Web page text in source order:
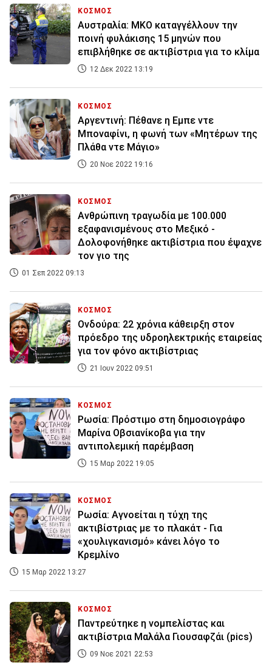
ΚΟΣΜΟΣ
Αυστραλία: MKO καταγγέλλουν την
ποινή φυλάκισης 15 μηνών που
επιβλήθηκε σε ακτιβίστρια για το κλίμα
12 Δεκ 2022 13:19
ΚΟΣΜΟΣ
Αργεντινή: Πέθανε η Εμπε ντε
Μποναφίνι, η φωνή των «Μητέρων της
Πλάθα ντε Μάγιο»
20 Νοε 2022 19:16
ΚΟΣΜΟΣ
Ανθρώπινη τραγωδία με 100.000
εξαφανισμένους στο Μεξικό -
Δολοφονήθηκε ακτιβίστρια που έψαχνε
τον γιο της
01 Σεπ 2022 09:13
ΚΟΣΜΟΣ
Ονδούρα: 22 χρόνια κάθειρξη στον
πρόεδρο της υδροηλεκτρικής εταιρείας
για τον φόνο ακτιβίστριας
21 Ιουν 2022 09:51
ΚΟΣΜΟΣ
Ρωσία: Πρόστιμο στη δημοσιογράφο
Μαρίνα Οβσιανίκοβα για την
αντιπολεμική παρέμβαση
15 Μαρ 2022 19:05
ΚΟΣΜΟΣ
Ρωσία: Αγνοείται η τύχη της
ακτιβίστριας με το πλακάτ - Για
«χουλιγκανισμό» κάνει λόγο το
Κρεμλίνο
15 Μαρ 2022 13:27
ΚΟΣΜΟΣ
Παντρεύτηκε η νομπελίστας και
ακτιβίστρια Μαλάλα Γιουσαφζάι (pics)
09 Νοε 2021 22:53